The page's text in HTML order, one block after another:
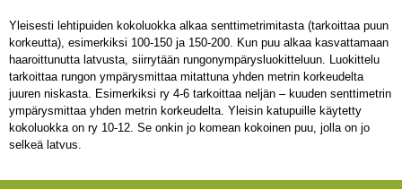
Yleisesti lehtipuiden kokoluokka alkaa senttimetrimitasta (tarkoittaa puun
korkeutta), esimerkiksi 100-150 ja 150-200. Kun puu alkaa kasvattamaan
haaroittunutta latvusta, siirrytään rungonympärysluokitteluun. Luokittelu
tarkoittaa rungon ympärysmittaa mitattuna yhden metrin korkeudelta
juuren niskasta. Esimerkiksi ry 4-6 tarkoittaa neljän – kuuden senttimetrin
ympärysmittaa yhden metrin korkeudelta. Yleisin katupuille käytetty
kokoluokka on ry 10-12. Se onkin jo komean kokoinen puu, jolla on jo
selkeä latvus.